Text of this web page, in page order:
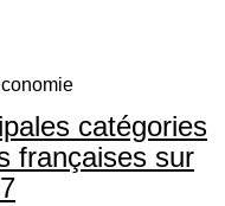
catégories
françaises sur